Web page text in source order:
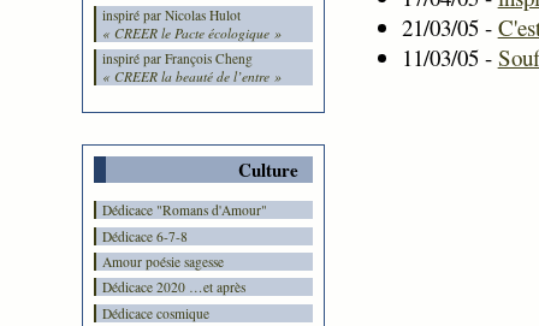
inspiré par Nicolas Hulot
« CREER le Pacte écologique »
inspiré par François Cheng
« CREER la beauté de l’entre »
Culture
Dédicace "Romans d'Amour"
Dédicace 6-7-8
Amour poésie sagesse
Dédicace 2020 …et après
Dédicace cosmique
21/03/05 -
11/03/05 -